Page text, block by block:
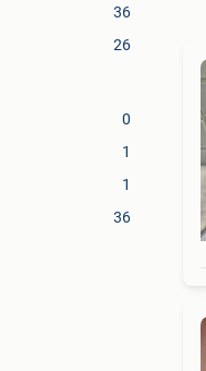
36
26
0
1
1
36